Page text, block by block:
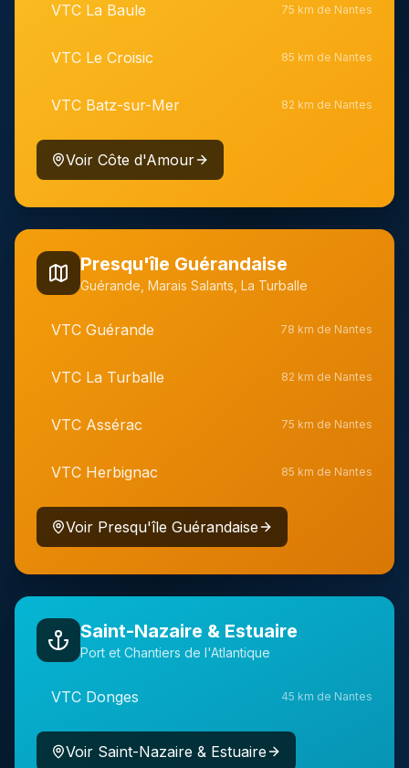
VTC La Baule 75 km de Nantes
VTC Le Croisic 85 km de Nantes
VTC Batz-sur-Mer 82 km de Nantes
Voir Côte d'Amour
Presqu'île Guérandaise
Guérande, Marais Salants, La Turballe
VTC Guérande 78 km de Nantes
VTC La Turballe 82 km de Nantes
VTC Assérac 75 km de Nantes
VTC Herbignac 85 km de Nantes
Voir Presqu'île Guérandaise
Saint-Nazaire & Estuaire
Port et Chantiers de l'Atlantique
VTC Donges 45 km de Nantes
Voir Saint-Nazaire & Estuaire